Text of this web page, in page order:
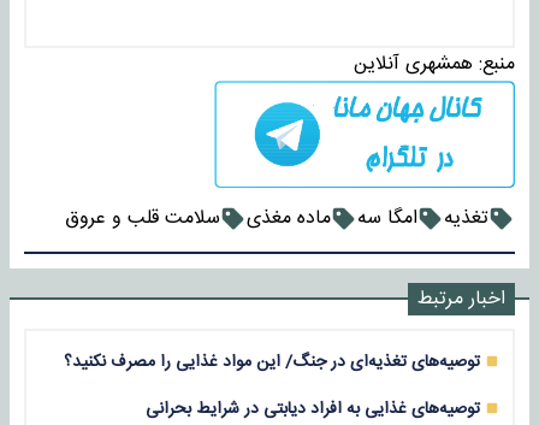
منبع: همشهری آنلاین
تغذیه امگا سه ماده مغذی سلامت قلب و عروق
اخبار مرتبط
توصیه‌های تغذیه‌ای در جنگ/ این مواد غذایی را مصرف نکنید؟
توصیه‌های غذایی به افراد دیابتی در شرایط بحرانی